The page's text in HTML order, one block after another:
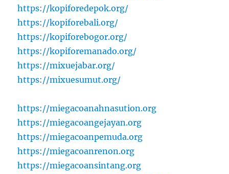
https://kopiforedepok.org/
https://kopiforebali.org/
https://kopiforebogor.org/
https://kopiforemanado.org/
https://mixuejabar.org/
https://mixuesumut.org/
https://miegacoanahnasution.org
https://miegacoangejayan.org
https://miegacoanpemuda.org
https://miegacoanrenon.org
https://miegacoansintang.org